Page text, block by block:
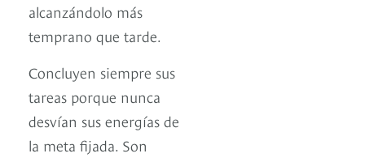
alcanzándolo más
temprano que tarde.
Concluyen siempre sus
tareas porque nunca
desvían sus energías de
la meta fijada. Son